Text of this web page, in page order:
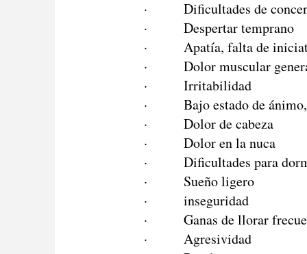
· Dificultades de
· Despertar temprano
· Apatía, falta de
· Dolor muscular
· Irritabilidad
· Bajo estado de ánimo,
· Dolor de cabeza
· Dolor en la nuca
· Dificultades para
· Sueño ligero
· inseguridad
· Ganas de llorar
· Agresividad